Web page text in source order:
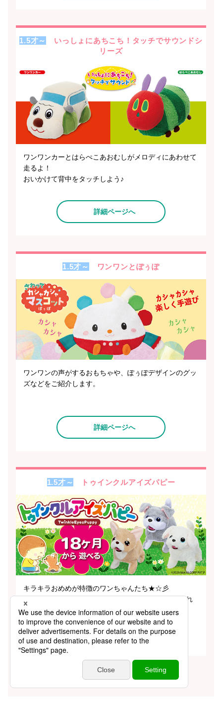
1.5才～
いっしょにあちこち！タッチでサウンドシ
リーズ
ワンワンカーとはらぺこあおむしがメロディにあわせて
走るよ！
おいかけて背中をタッチしよう♪
詳細ページへ
1.5才～ ワンワンとぽぅぽ
ワンワンの声がするおもちゃや、ぽぅぽデザインのグッ
ズなどをご紹介します。
詳細ページへ
1.5才～ トゥインクルアイズパピー
キラキラおめめが特徴のワンちゃんたち★☆彡
対象年齢1.5才以上、ワンちゃんとの「はじめてのふれ
あい」にぴったり！
詳細ページへ